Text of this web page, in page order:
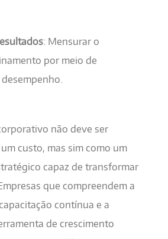
: Mensurar o
por meio de
não deve ser
custo, mas sim como um
capaz de transformar
que compreendem a
contínua e a
de crescimento